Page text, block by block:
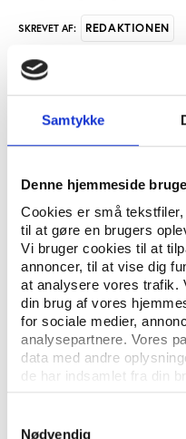
Samtykke
Denne hjemmeside
Cookies er små
til at gøre en brugers
Vi bruger cookies til at
annoncer, til at vise dig
at analysere vores trafik.
din brug af vores
for sociale medier,
analysepartnere. Vores
data med andre
de har indsamlet fra din
Nødvendig
SKREVET AF: REDAKTIONEN
NØGLEORD:
inviterede til
forandring II’ og
Var der sessioner eller
vil gense, er det nu
videostreaming af en
hjemmeside.
Herudover er
de mange
siden, så det er muligt